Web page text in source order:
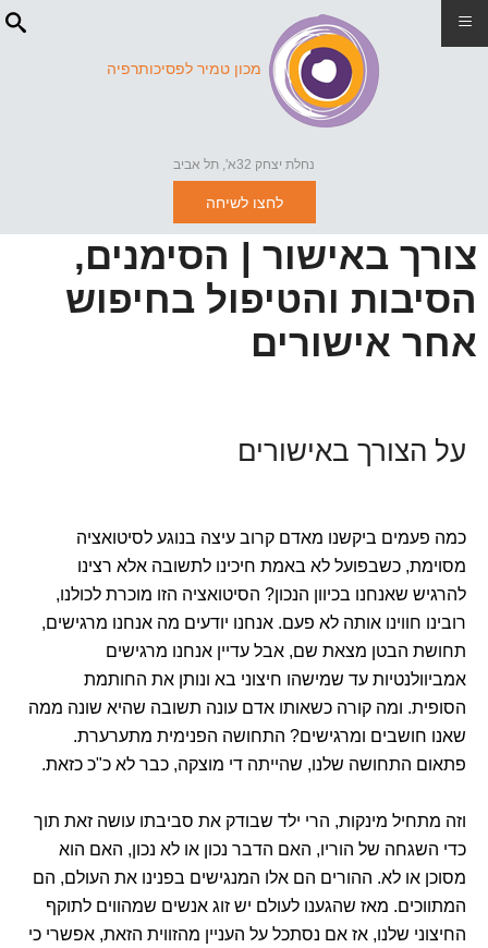
מכון טמיר לפסיכותרפיה
נחלת יצחק 32א', תל אביב
לחצו לשיחה
צורך באישור | הסימנים,
הסיבות והטיפול בחיפוש
אחר אישורים
על הצורך באישורים
כמה פעמים ביקשנו מאדם קרוב עיצה בנוגע לסיטואציה
מסוימת, כשבפועל לא באמת חיכינו לתשובה אלא רצינו
להרגיש שאנחנו בכיוון הנכון? הסיטואציה הזו מוכרת לכולנו,
רובינו חווינו אותה לא פעם. אנחנו יודעים מה אנחנו מרגישים,
תחושת הבטן מצאת שם, אבל עדיין אנחנו מרגישים
אמביוולנטיות עד שמישהו חיצוני בא ונותן את החותמת
הסופית. ומה קורה כשאותו אדם עונה תשובה שהיא שונה ממה
שאנו חושבים ומרגישים? התחושה הפנימית מתערערת.
פתאום התחושה שלנו, שהייתה די מוצקה, כבר לא כ"כ כזאת.
וזה מתחיל מינקות, הרי ילד שבודק את סביבתו עושה זאת תוך
כדי השגחה של הוריו, האם הדבר נכון או לא נכון, האם הוא
מסוכן או לא. ההורים הם אלו המנגישים בפנינו את העולם, הם
המתווכים. מאז שהגענו לעולם יש זוג אנשים שמהווים לתוקף
החיצוני שלנו, אז אם נסתכל על העניין מהזווית הזאת, אפשרי כי
≡